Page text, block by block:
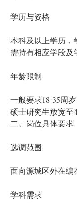
学历与资格‌
本科及以上学历，
需持有相应学段及
年龄限制‌
一般要求18-35周
硕士研究生放宽至
二、岗位具体要求
选调范围‌
面向源城区外在编
学科需求‌